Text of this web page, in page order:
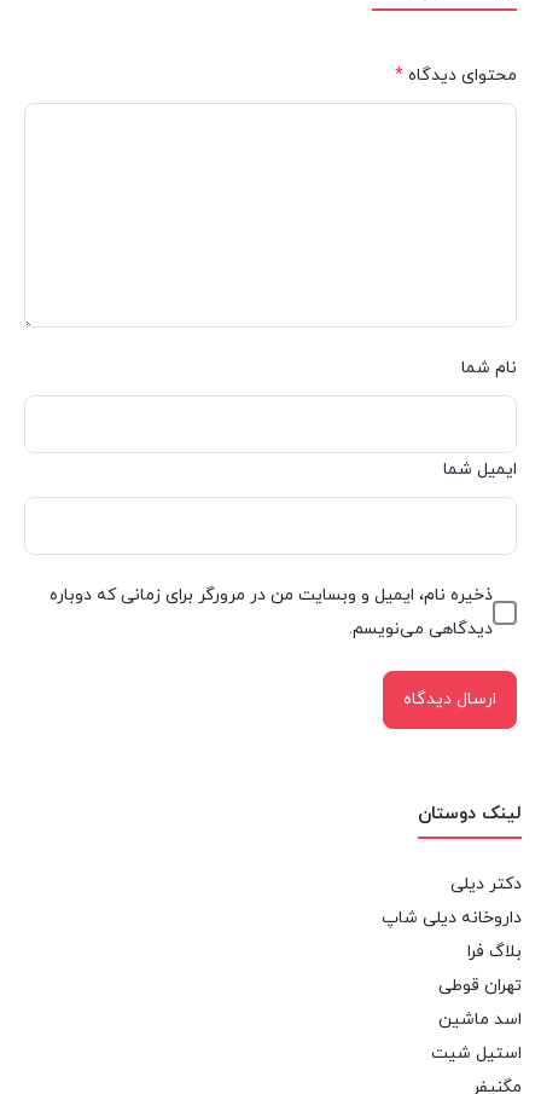
لینک دوستان
دکتر دیلی
داروخانه دیلی شاپ
بلاگ فرا
تهران قوطی
اسد ماشین
استیل شیت
مگنیفر
محتوای دیدگاه *
نام شما
ایمیل شما
ذخیره نام، ایمیل و وبسایت من در مرورگر برای زمانی که دوباره
دیدگاهی می‌نویسم.